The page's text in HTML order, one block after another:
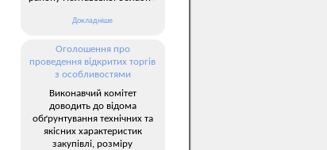
Докладніше
Оголошення про
проведення відкритих торгів
з особливостями
Виконавчий комітет
доводить до відома
обґрунтування технічних та
якісних характеристик
закупівлі, розміру